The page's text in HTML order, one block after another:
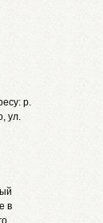
р.
ул.
в